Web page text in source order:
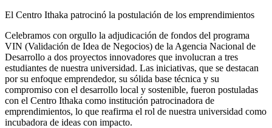
El Centro Ithaka patrocinó la postulación de los emprendimientos
Celebramos con orgullo la adjudicación de fondos del programa
VIN (Validación de Idea de Negocios) de la Agencia Nacional de
Desarrollo a dos proyectos innovadores que involucran a tres
estudiantes de nuestra universidad. Las iniciativas, que se destacan
por su enfoque emprendedor, su sólida base técnica y su
compromiso con el desarrollo local y sostenible, fueron postuladas
con el Centro Ithaka como institución patrocinadora de
emprendimientos, lo que reafirma el rol de nuestra universidad como
incubadora de ideas con impacto.